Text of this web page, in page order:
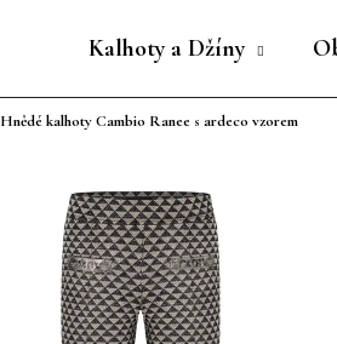
Kalhoty a Džíny
Hnědé kalhoty Cambio Ranee s ardeco vzorem